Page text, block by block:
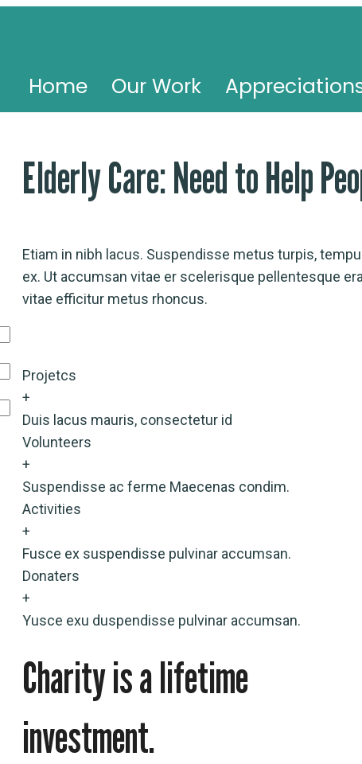
Home Our Work
Elderly Care: Need to Help
Etiam in nibh lacus. Suspendisse metus turpis,
ex. Ut accumsan vitae er scelerisque pellentesque
vitae efficitur metus rhoncus.
Projetcs
+
Duis lacus mauris, consectetur id
Volunteers
+
Suspendisse ac ferme Maecenas condim.
Activities
+
Fusce ex suspendisse pulvinar accumsan.
Donaters
+
Yusce exu duspendisse pulvinar accumsan.
Charity is a lifetime
investment.